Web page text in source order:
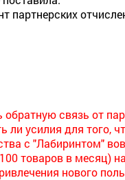
связь от
усилия для того,
с "Лабиринтом"
товаров в месяц)
нового